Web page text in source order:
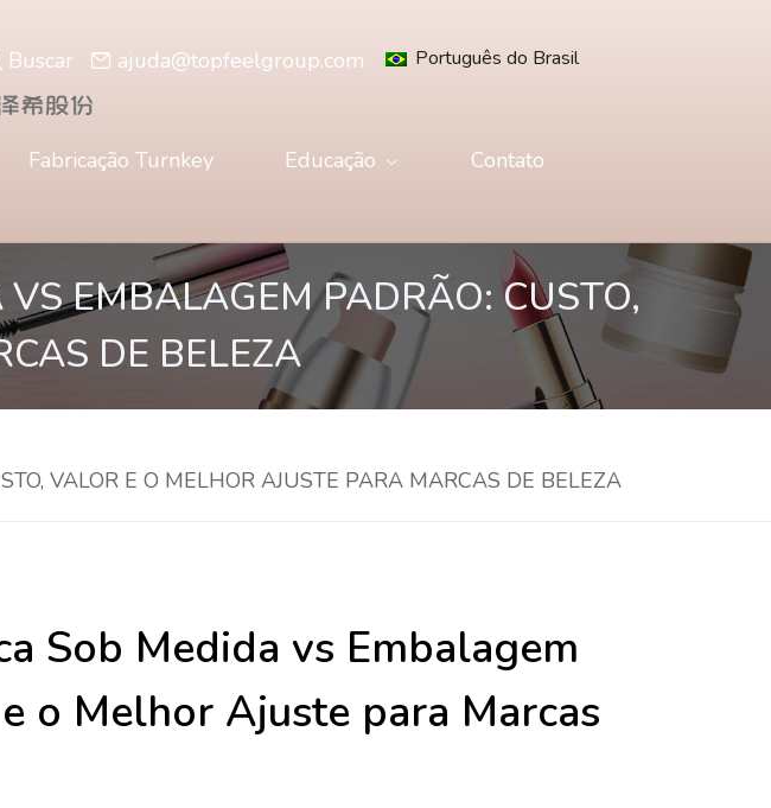
Buscar ajuda@topfeelgroup.com Português do Brasil
Fabricação Turnkey Educação Contato
EMBALAGEM PADRÃO: CUSTO,
DE BELEZA
VALOR E O MELHOR AJUSTE PARA MARCAS DE BELEZA
Sob Medida vs Embalagem
o Melhor Ajuste para Marcas